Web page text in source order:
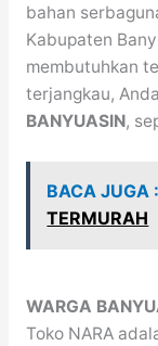
bahan
Kabupaten
membutuhkan
terjangkau,
BANYUASIN,
BACA JUGA :
TERMURAH
WARGA
Toko NARA